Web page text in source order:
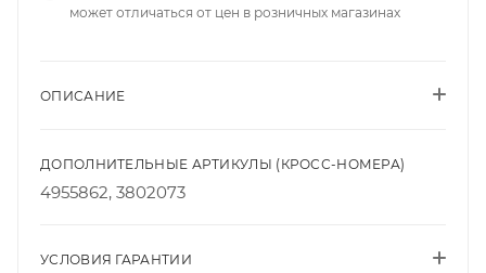
может отличаться от цен в розничных магазинах
ОПИСАНИЕ
ДОПОЛНИТЕЛЬНЫЕ АРТИКУЛЫ (КРОСС-НОМЕРА)
4955862, 3802073
УСЛОВИЯ ГАРАНТИИ